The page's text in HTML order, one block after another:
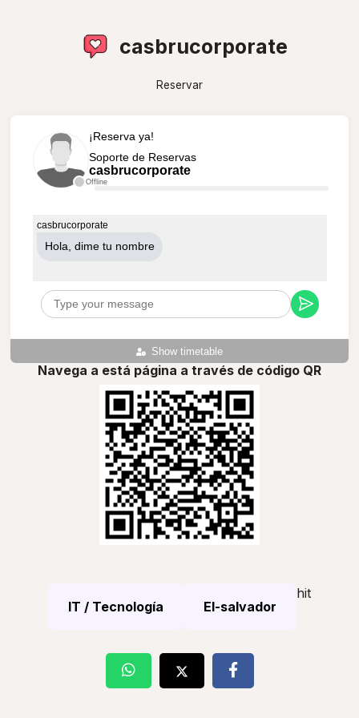
casbrucorporate
Reservar
Offline
¡Reserva ya!
Soporte de Reservas
casbrucorporate
Show timetable
casbrucorporate
Hola, dime tu nombre
Navega a está página a través de código QR
IT / Tecnología El-salvador
hit